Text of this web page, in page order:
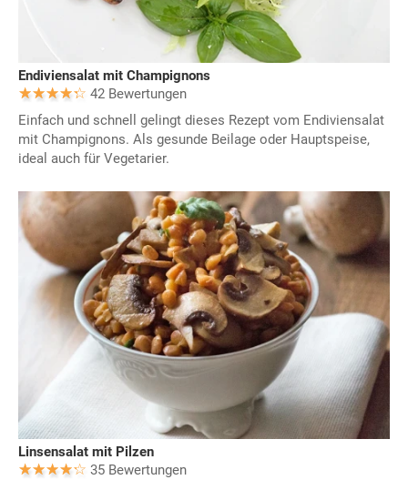
Endiviensalat mit Champignons
42 Bewertungen
Einfach und schnell gelingt dieses Rezept vom Endiviensalat
mit Champignons. Als gesunde Beilage oder Hauptspeise,
ideal auch für Vegetarier.
Linsensalat mit Pilzen
35 Bewertungen